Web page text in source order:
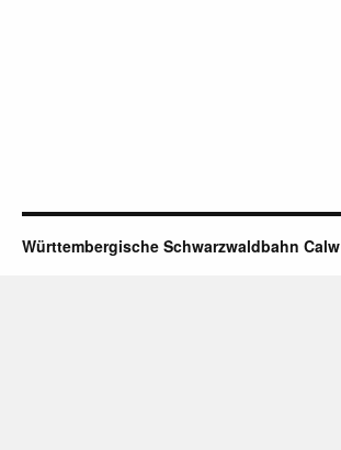
Württembergische Schwarzwaldbahn Calw